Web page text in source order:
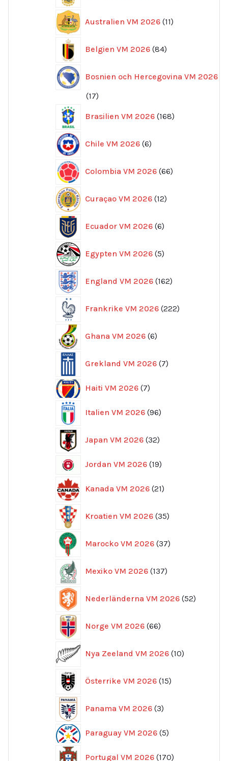
Australien VM 2026 11
produkter
Belgien VM 2026 84
produkter
Bosnien och Hercegovina VM 2026
1717
Brasilien VM 2026 168
produkter
Chile VM 2026 6
produkter
Colombia VM 2026 66
produkter
Curaçao VM 2026 12
produkter
Ecuador VM 2026 6
produkter
Egypten VM 2026 5
produkter
England VM 2026 162
produkter
Frankrike VM 2026 222
produkter
Ghana VM 2026 6
produkter
Grekland VM 2026 7
produkter
Haiti VM 2026 77
Italien VM 2026 96
produkter
Japan VM 2026 32
produkter
Jordan VM 2026 1919
Kanada VM 2026 21
produkter
Kroatien VM 2026 35
produkter
Marocko VM 2026 37
produkter
Mexiko VM 2026 137
produkter
Nederländerna VM 2026 52
Norge VM 2026 66
produkter
Nya Zeeland VM 2026 10
produkter
Österrike VM 2026 15
produkter
Panama VM 2026 3
produkter
Paraguay VM 2026 55
Portugal VM 2026 170